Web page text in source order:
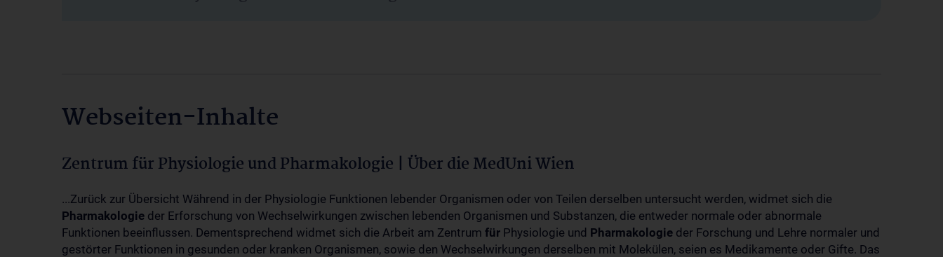
Webseiten-Inhalte
Zentrum für Physiologie und Pharmakologie | Über die MedUni Wien
...Zurück zur Übersicht Während in der Physiologie Funktionen lebender Organismen oder von Teilen derselben untersucht werden, widmet sich die
Pharmakologie der Erforschung von Wechselwirkungen zwischen lebenden Organismen und Substanzen, die entweder normale oder abnormale
Funktionen beeinflussen. Dementsprechend widmet sich die Arbeit am Zentrum für Physiologie und Pharmakologie der Forschung und Lehre normaler und
gestörter Funktionen in gesunden oder kranken Organismen, sowie den Wechselwirkungen derselben mit Molekülen, seien es Medikamente oder Gifte. Das